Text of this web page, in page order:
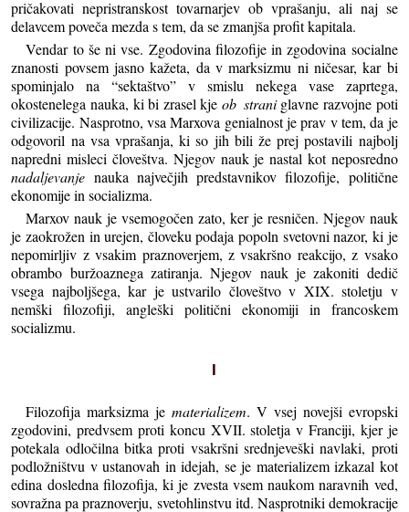
pričakovati nepristranskost tovarnarjev ob vprašanju, ali naj se
delavcem poveča mezda s tem, da se zmanjša profit kapitala.
Vendar to še ni vse. Zgodovina filozofije in zgodovina socialne
znanosti povsem jasno kažeta, da v marksizmu ni ničesar, kar bi
spominjalo na “sektaštvo” v smislu nekega vase zaprtega,
okostenelega nauka, ki bi zrasel kjeob straniglavne razvojne poti
civilizacije. Nasprotno, vsa Marxova genialnost je prav v tem, da je
odgovoril na vsa vprašanja, ki so jih bili že prej postavili najbolj
napredni misleci človeštva. Njegov nauk je nastal kot neposredno
nadaljevanje nauka največjih predstavnikov filozofije, politične
ekonomije in socializma.
Marxov nauk je vsemogočen zato, ker je resničen. Njegov nauk
je zaokrožen in urejen, človeku podaja popoln svetovni nazor, ki je
nepomirljiv z vsakim praznoverjem, z vsakršno reakcijo, z vsako
obrambo buržoaznega zatiranja. Njegov nauk je zakoniti dedič
vsega najboljšega, kar je ustvarilo človeštvo v XIX. stoletju v
nemški filozofiji, angleški politični ekonomiji in francoskem
socializmu.
I
Filozofija marksizma jematerializem. V vsej novejši evropski
zgodovini, predvsem proti koncu XVII. stoletja v Franciji, kjer je
potekala odločilna bitka proti vsakršni srednjeveški navlaki, proti
podložništvu v ustanovah in idejah, se je materializem izkazal kot
edina dosledna filozofija, ki je zvesta vsem naukom naravnih ved,
sovražna pa praznoverju, svetohlinstvu itd. Nasprotniki demokracije